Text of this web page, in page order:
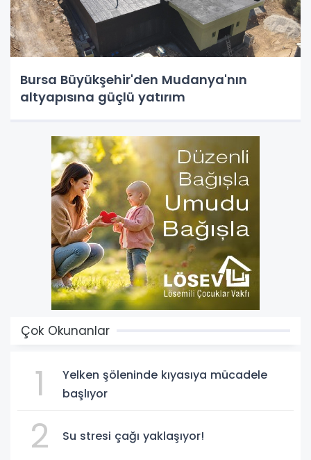
Bursa Büyükşehir'den Mudanya'nın
altyapısına güçlü yatırım
Çok Okunanlar
1
Yelken şöleninde kıyasıya mücadele
başlıyor
2 Su stresi çağı yaklaşıyor!